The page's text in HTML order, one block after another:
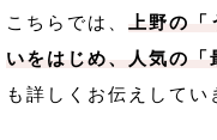
こちらでは、
上野の
いをはじめ、人気の「
も詳しくお伝えしてい